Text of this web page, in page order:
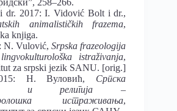
dr. 2017: I. Vidović Bolt i dr.,
animalističkih frazema,
knjiga.
N. Vulović,Srpska frazeologija
istraživanja,
za srpski jezik SANU. [orig.]
Н. Вуловић, Српска
и религија –
истраживања,